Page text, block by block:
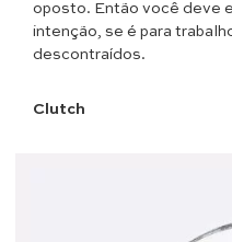
oposto. Então você deve
intenção, se é para
descontraídos.
Clutch